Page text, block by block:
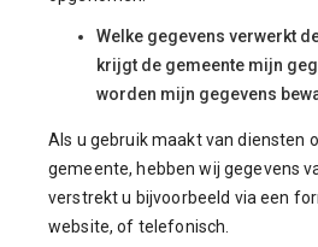
Welke gegevens verwerkt
krijgt de gemeente mijn
worden mijn gegevens
Als u gebruik maakt van diensten
gemeente, hebben wij gegevens
verstrekt u bijvoorbeeld via een
website, of telefonisch.